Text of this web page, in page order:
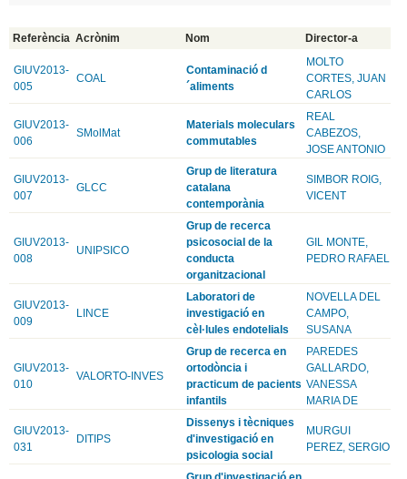
Referència Acrònim Nom Director-a
GIUV2013-
005
COAL
Contaminació d
´aliments
MOLTO
CORTES, JUAN
CARLOS
GIUV2013-
006
SMolMat
Materials moleculars
commutables
REAL
CABEZOS,
JOSE ANTONIO
GIUV2013-
007
GLCC
Grup de literatura
catalana
contemporània
SIMBOR ROIG,
VICENT
GIUV2013-
008
UNIPSICO
Grup de recerca
psicosocial de la
conducta
organitzacional
GIL MONTE,
PEDRO RAFAEL
GIUV2013-
009
LINCE
Laboratori de
investigació en
cèl·lules endotelials
NOVELLA DEL
CAMPO,
SUSANA
GIUV2013-
010
VALORTO-INVES
Grup de recerca en
ortodòncia i
practicum de pacients
infantils
PAREDES
GALLARDO,
VANESSA
MARIA DE
GIUV2013-
031
DITIPS
Dissenys i tècniques
d'investigació en
psicologia social
MURGUI
PEREZ, SERGIO